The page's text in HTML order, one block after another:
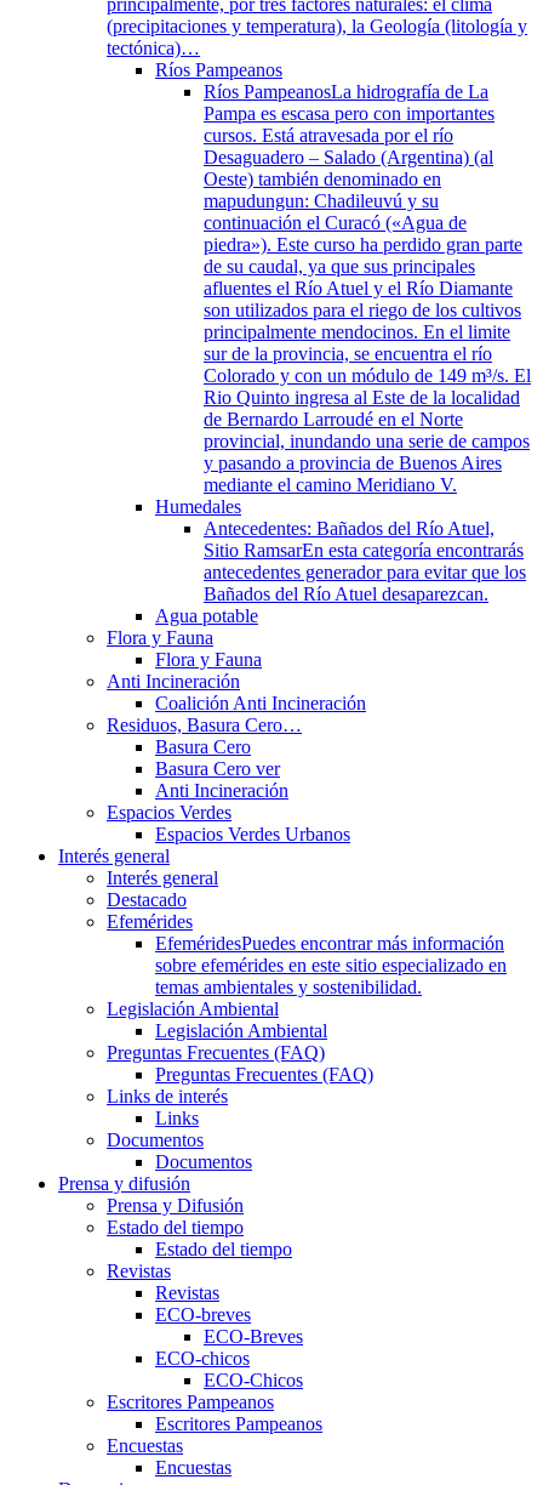
(precipitaciones y temperatura), la Geología (litología y
tectónica)…
Ríos Pampeanos
Ríos PampeanosLa hidrografía de La
Pampa es escasa pero con importantes
cursos. Está atravesada por el río
Desaguadero – Salado (Argentina) (al
Oeste) también denominado en
mapudungun: Chadileuvú y su
continuación el Curacó («Agua de
piedra»). Este curso ha perdido gran parte
de su caudal, ya que sus principales
afluentes el Río Atuel y el Río Diamante
son utilizados para el riego de los cultivos
principalmente mendocinos. En el limite
sur de la provincia, se encuentra el río
Colorado y con un módulo de 149 m³/s. El
Rio Quinto ingresa al Este de la localidad
de Bernardo Larroudé en el Norte
provincial, inundando una serie de campos
y pasando a provincia de Buenos Aires
mediante el camino Meridiano V.
Humedales
Antecedentes: Bañados del Río Atuel,
Sitio RamsarEn esta categoría encontrarás
antecedentes generador para evitar que los
Bañados del Río Atuel desaparezcan.
Agua potable
Flora y Fauna
Flora y Fauna
Anti Incineración
Coalición Anti Incineración
Residuos, Basura Cero…
Basura Cero
Basura Cero ver
Anti Incineración
Espacios Verdes
Espacios Verdes Urbanos
Interés general
Interés general
Destacado
Efemérides
EfeméridesPuedes encontrar más información
sobre efemérides en este sitio especializado en
temas ambientales y sostenibilidad.
Legislación Ambiental
Legislación Ambiental
Preguntas Frecuentes (FAQ)
Preguntas Frecuentes (FAQ)
Links de interés
Links
Documentos
Documentos
Prensa y difusión
Prensa y Difusión
Estado del tiempo
Estado del tiempo
Revistas
Revistas
ECO-breves
ECO-Breves
ECO-chicos
ECO-Chicos
Escritores Pampeanos
Escritores Pampeanos
Encuestas
Encuestas